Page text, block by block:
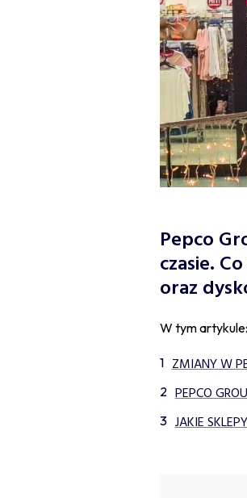
Pepco
czasie.
oraz
W tym artykule:
ZMIANY W
PEPCO
JAKIE